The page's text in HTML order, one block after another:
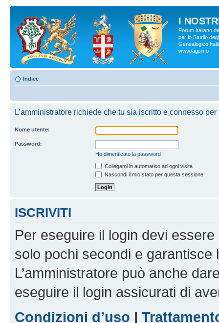
I
Forum Italiano
per lo Studio
Genealogico
www.iagi.info
Indice
L’amministratore richiede che tu sia iscritto e connesso
Nome utente:
Password:
Ho dimenticato la password
Collegami in automatico ad ogni visita
Nascondi il mio stato per questa sessione
ISCRIVITI
Per eseguire il login devi
solo pochi secondi e garantisce
L’amministratore può anche
eseguire il login assicurati di
Condizioni d’uso |